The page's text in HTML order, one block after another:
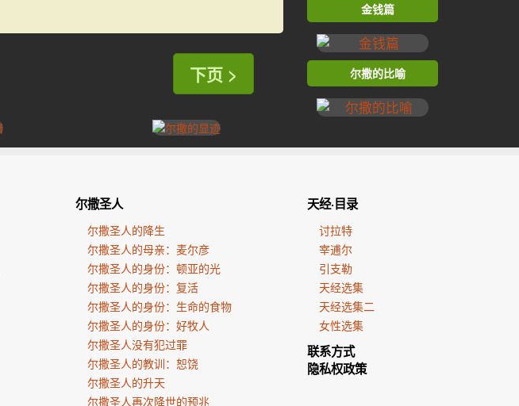
下页 >
金钱篇
尔撒的比喻
尔撒圣人
尔撒圣人的降生
尔撒圣人的母亲：麦尔彦
尔撒圣人的身份：顿亚的光
尔撒圣人的身份：复活
尔撒圣人的身份：生命的食物
尔撒圣人的身份：好牧人
尔撒圣人没有犯过罪
尔撒圣人的教训：恕饶
尔撒圣人的升天
尔撒圣人再次降世的预兆
天经·目录
讨拉特
宰逋尔
引支勒
天经选集
天经选集二
女性选集
联系方式
隐私权政策